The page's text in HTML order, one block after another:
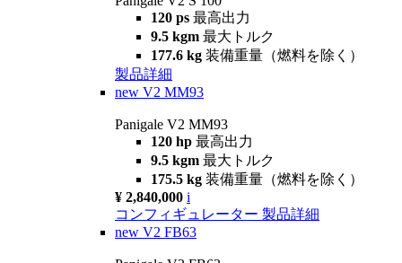
120 ps 最高出力
9.5 kgm 最大トルク
177.6 kg 装備重量（燃料を除く）
製品詳細
new V2 MM93
Panigale V2 MM93
120 hp 最高出力
9.5 kgm 最大トルク
175.5 kg 装備重量（燃料を除く）
¥ 2,840,000 i
コンフィギュレーター 製品詳細
new V2 FB63